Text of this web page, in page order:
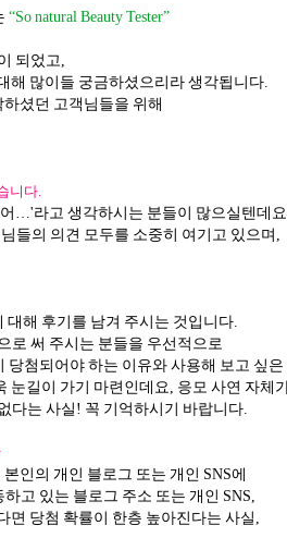
“So natural Beauty Tester”
되었고,
해 많이들 궁금하셨으리라 생각됩니다.
하셨던 고객님들을 위해
니다.
…'라고 생각하시는 분들이 많으실텐데
들의 의견 모두를 소중히 여기고 있으며,
대해 후기를 남겨 주시는 것입니다.
로 써 주시는 분들을 우선적으로
첨되어야 하는 이유와 사용해 보고 싶은
눈길이 가기 마련인데요, 응모 사연 자체
다는 사실! 꼭 기억하시기 바랍니다.
인의 개인 블로그 또는 개인 SNS에
고 있는 블로그 주소 또는 개인 SNS,
면 당첨 확률이 한층 높아진다는 사실,